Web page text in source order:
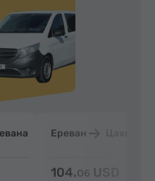
Ереван
104.06 USD